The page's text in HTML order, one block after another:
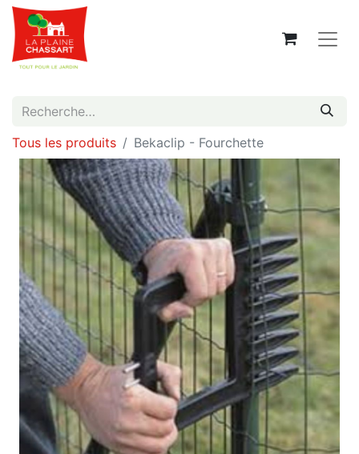
Tous les produits Bekaclip - Fourchette